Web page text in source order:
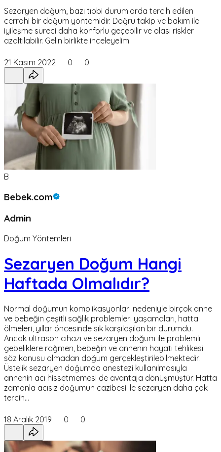
Sezaryen doğum, bazı tıbbi durumlarda tercih edilen
cerrahi bir doğum yöntemidir. Doğru takip ve bakım ile
iyileşme süreci daha konforlu geçebilir ve olası riskler
azaltılabilir. Gelin birlikte inceleyelim.
21 Kasım 2022 0 0
B
Bebek.com
Admin
Doğum Yöntemleri
Sezaryen Doğum Hangi
Haftada Olmalıdır?
Normal doğumun komplikasyonları nedeniyle birçok anne
ve bebeğin çeşitli sağlık problemleri yaşamaları, hatta
ölmeleri, yıllar öncesinde sık karşılaşılan bir durumdu.
Ancak ultrason cihazı ve sezaryen doğum ile problemli
gebeliklere rağmen, bebeğin ve annenin hayati tehlikesi
söz konusu olmadan doğum gerçekleştirilebilmektedir.
Üstelik sezaryen doğumda anestezi kullanılmasıyla
annenin acı hissetmemesi de avantaja dönüşmüştür. Hatta
zamanla acısız doğumun cazibesi ile sezaryen daha çok
tercih…
18 Aralık 2019 0 0